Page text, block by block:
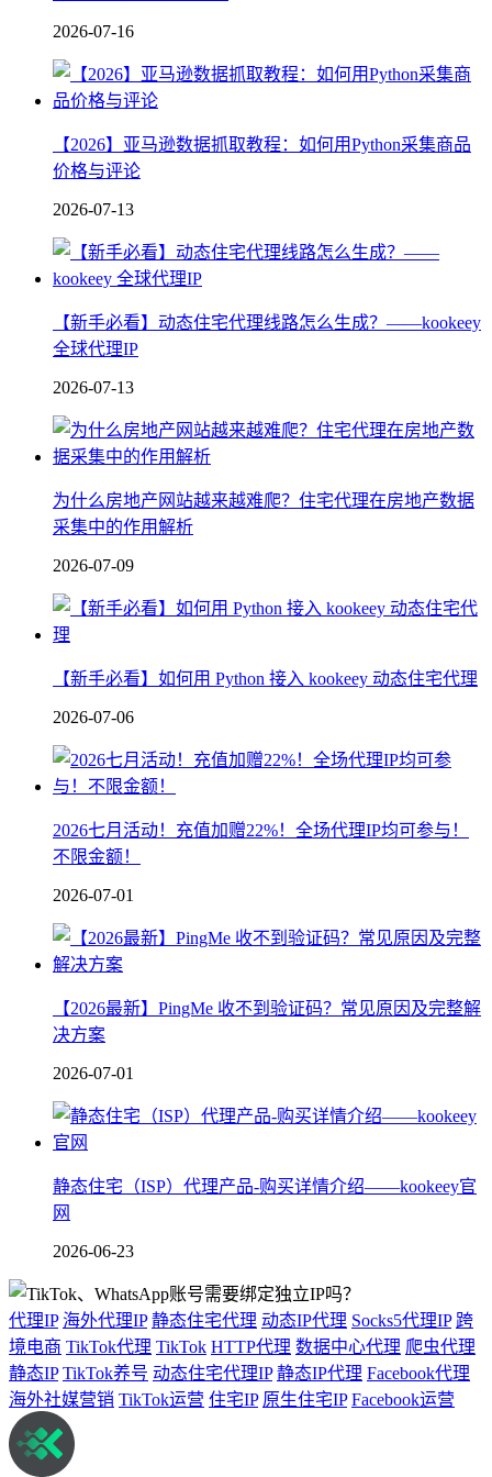
2026-07-16
【2026】亚马逊数据抓取教程：如何用Python采集商品
价格与评论
2026-07-13
【新手必看】动态住宅代理线路怎么生成？——kookeey
全球代理IP
2026-07-13
为什么房地产网站越来越难爬？住宅代理在房地产数据
采集中的作用解析
2026-07-09
【新手必看】如何用 Python 接入 kookeey 动态住宅代理
2026-07-06
2026七月活动！充值加赠22%！全场代理IP均可参与！
不限金额！
2026-07-01
【2026最新】PingMe 收不到验证码？常见原因及完整解
决方案
2026-07-01
静态住宅（ISP）代理产品-购买详情介绍——kookeey官
网
2026-06-23
代理IP 海外代理IP 静态住宅代理 动态IP代理 Socks5代理IP 跨
境电商 TikTok代理 TikTok HTTP代理 数据中心代理 爬虫代理
静态IP TikTok养号 动态住宅代理IP 静态IP代理 Facebook代理
海外社媒营销 TikTok运营 住宅IP 原生住宅IP Facebook运营